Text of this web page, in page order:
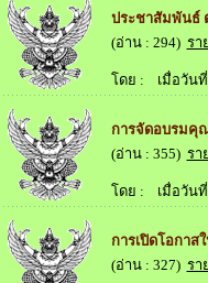
ประชาสัมพันธ์
(อ่าน : 294) รา
โดย : เมื่อวัน
การจัดอบรมคุ
(อ่าน : 355) รา
โดย : เมื่อวัน
การเปิดโอกาส
(อ่าน : 327) รา